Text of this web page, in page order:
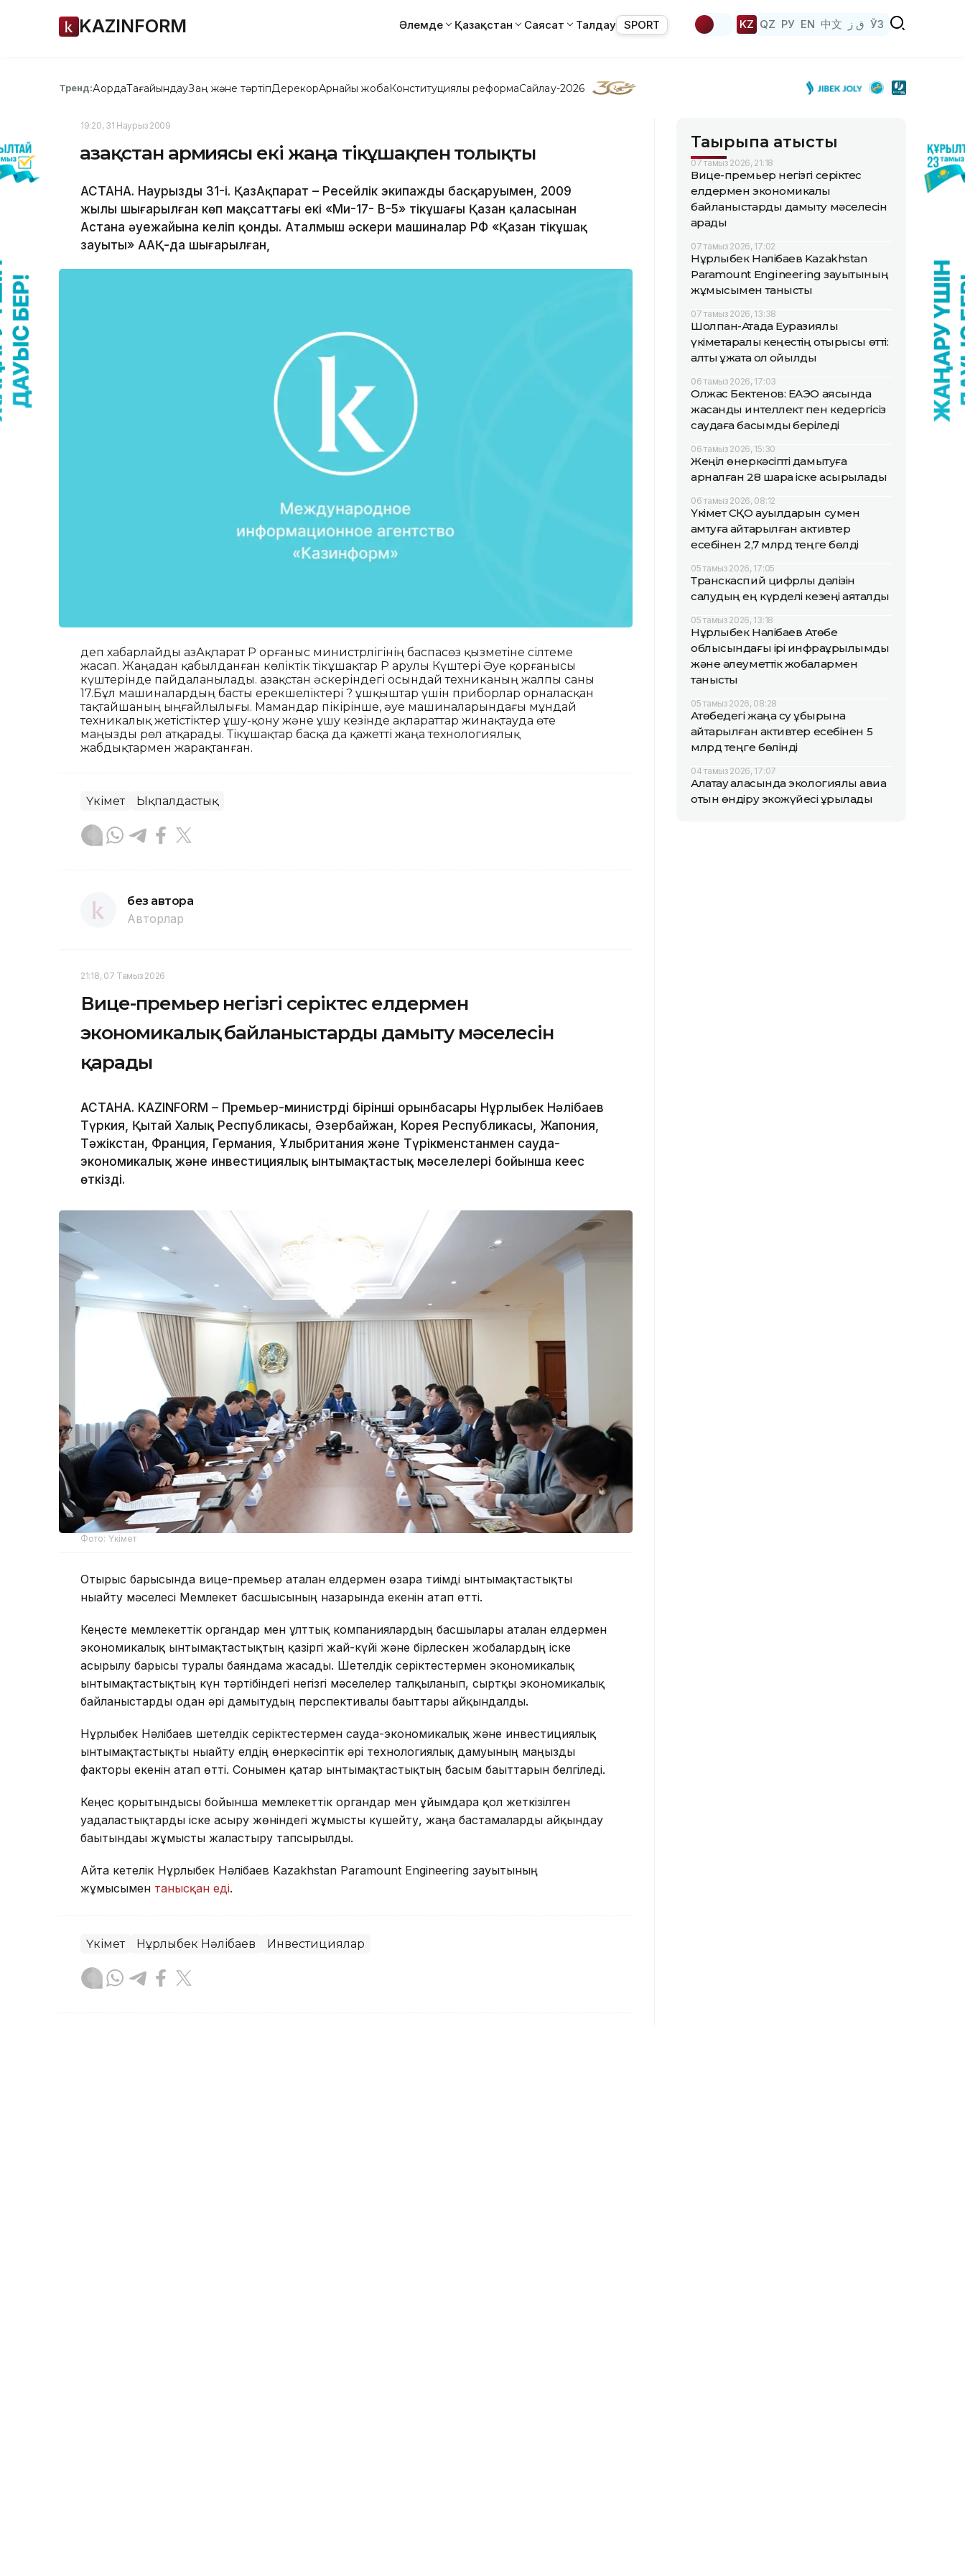
KAZINFORM Әлемде Қазақстан Саясат Талдау SPORT KZ QZ РУ EN 中文 ق ز ЎЗ
Тренд:АқордаТағайындауЗаң және тәртіпДерекқорАрнайы жобаКонституциялық реформаСайлау-2026
19:20, 31 Наурыз 2009
Қазақстан армиясы екі жаңа тікұшақпен толықты
АСТАНА. Наурыздың 31-і. ҚазАқпарат – Ресейлік экипаждың басқаруымен, 2009
жылы шығарылған көп мақсаттағы екі «Ми-17- В-5» тікұшағы Қазан қаласынан
Астана әуежайына келіп қонды. Аталмыш әскери машиналар РФ «Қазан тікұшақ
зауыты» ААҚ-да шығарылған,
деп хабарлайды ҚазАқпарат ҚР Қорғаныс министрлігінің баспасөз қызметіне сілтеме
жасап. Жаңадан қабылданған көліктік тікұшақтар ҚР Қарулы Күштері Әуе қорғанысы
күштерінде пайдаланылады. Қазақстан әскеріндегі осындай техниканың жалпы саны
17.Бұл машиналардың басты ерекшеліктері ? ұшқыштар үшін приборлар орналасқан
тақтайшаның ыңғайлылығы. Мамандар пікірінше, әуе машиналарындағы мұндай
техникалық жетістіктер ұшу-қону және ұшу кезінде ақпараттар жинақтауда өте
маңызды рөл атқарады. Тікұшақтар басқа да қажетті жаңа технологиялық
жабдықтармен жарақтанған.
Үкімет Ықпалдастық
без автора
Авторлар
21:18, 07 Тамыз 2026
Вице-премьер негізгі серіктес елдермен
экономикалық байланыстарды дамыту мәселесін
қарады
АСТАНА. KAZINFORM – Премьер-министрдің бірінші орынбасары Нұрлыбек Нәлібаев
Түркия, Қытай Халық Республикасы, Әзербайжан, Корея Республикасы, Жапония,
Тәжікстан, Франция, Германия, Ұлыбритания және Түрікменстанмен сауда-
экономикалық және инвестициялық ынтымақтастық мәселелері бойынша кеңес
өткізді.
Фото: Үкімет
Отырыс барысында вице-премьер аталған елдермен өзара тиімді ынтымақтастықты
нығайту мәселесі Мемлекет басшысының назарында екенін атап өтті.
Кеңесте мемлекеттік органдар мен ұлттық компаниялардың басшылары аталған елдермен
экономикалық ынтымақтастықтың қазіргі жай-күйі және бірлескен жобалардың іске
асырылу барысы туралы баяндама жасады. Шетелдік серіктестермен экономикалық
ынтымақтастықтың күн тәртібіндегі негізгі мәселелер талқыланып, сыртқы экономикалық
байланыстарды одан әрі дамытудың перспективалы бағыттары айқындалды.
Нұрлыбек Нәлібаев шетелдік серіктестермен сауда-экономикалық және инвестициялық
ынтымақтастықты нығайту елдің өнеркәсіптік әрі технологиялық дамуының маңызды
факторы екенін атап өтті. Сонымен қатар ынтымақтастықтың басым бағыттарын белгіледі.
Кеңес қорытындысы бойынша мемлекеттік органдар мен ұйымдарға қол жеткізілген
уағдаластықтарды іске асыру жөніндегі жұмысты күшейту, жаңа бастамаларды айқындау
бағытындағы жұмысты жалғастыру тапсырылды.
Айта кетелік Нұрлыбек Нәлібаев Kazakhstan Paramount Engineering зауытының
жұмысымен танысқан еді.
Үкімет Нұрлыбек Нәлібаев Инвестициялар
Тақырыпқа қатысты
07 тамыз 2026, 21:18
Вице-премьер негізгі серіктес
елдермен экономикалық
байланыстарды дамыту мәселесін
қарады
07 тамыз 2026, 17:02
Нұрлыбек Нәлібаев Kazakhstan
Paramount Engineering зауытының
жұмысымен танысты
07 тамыз 2026, 13:38
Шолпан-Атада Еуразиялық
үкіметаралық кеңестің отырысы өтті:
алты құжатқа қол қойылды
06 тамыз 2026, 17:03
Олжас Бектенов: ЕАЭО аясында
жасанды интеллект пен кедергісіз
саудаға басымдық беріледі
06 тамыз 2026, 15:30
Жеңіл өнеркәсіпті дамытуға
арналған 28 шара іске асырылады
06 тамыз 2026, 08:12
Үкімет СҚО ауылдарын сумен
қамтуға қайтарылған активтер
есебінен 2,7 млрд теңге бөлді
05 тамыз 2026, 17:05
Транскаспий цифрлық дәлізін
салудың ең күрделі кезеңі аяқталды
05 тамыз 2026, 13:18
Нұрлыбек Нәлібаев Ақтөбе
облысындағы ірі инфрақұрылымдық
және әлеуметтік жобалармен
танысты
05 тамыз 2026, 08:28
Ақтөбедегі жаңа су құбырына
қайтарылған активтер есебінен 5
млрд теңге бөлінді
04 тамыз 2026, 17:07
Алатау қаласында экологиялық авиа
отын өндіру экожүйесі құрылады